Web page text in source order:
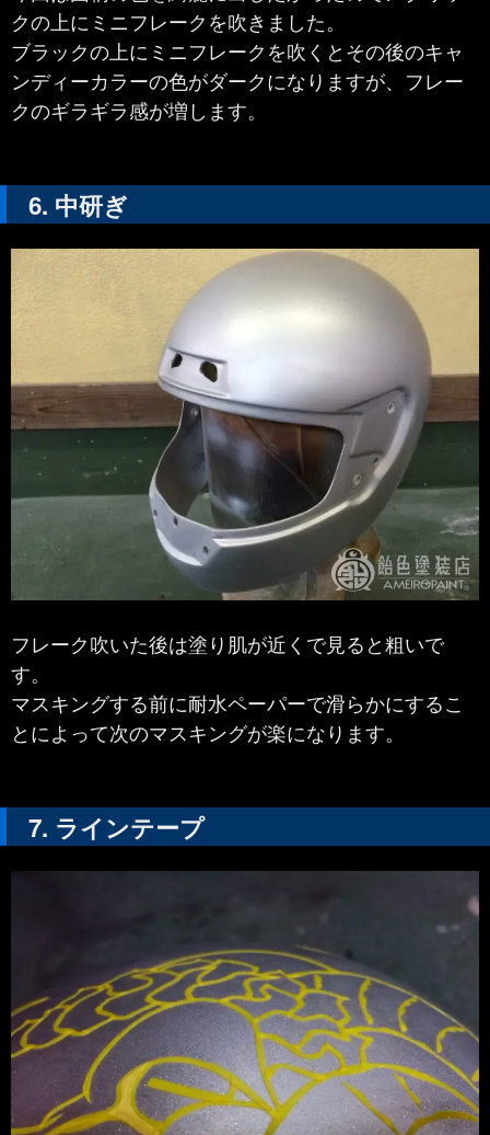
クの上にミニフレークを吹きました。
ブラックの上にミニフレークを吹くとその後のキャ
ンディーカラーの色がダークになりますが、フレー
クのギラギラ感が増します。
中研ぎ
フレーク吹いた後は塗り肌が近くで見ると粗いで
す。
マスキングする前に耐水ペーパーで滑らかにするこ
とによって次のマスキングが楽になります。
ラインテープ